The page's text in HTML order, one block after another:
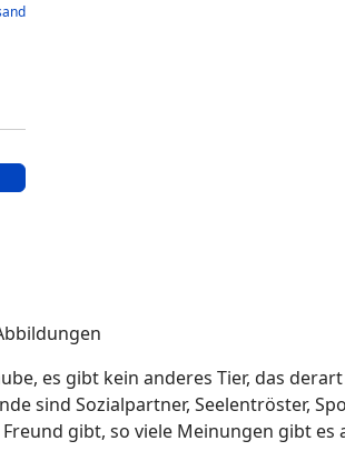
es gibt kein anderes Tier, das
sind Sozialpartner, Seelentröster,
gibt, so viele Meinungen gibt